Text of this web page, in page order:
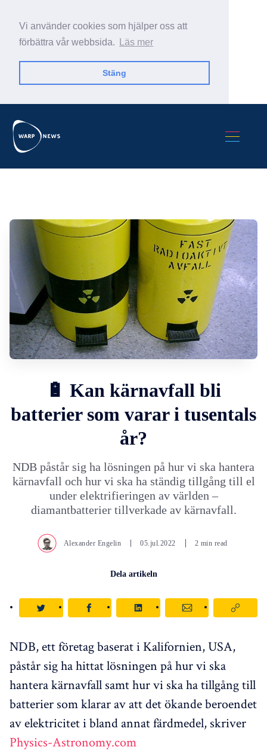
Vi använder cookies som hjälper oss att
förbättra vår webbsida.
Läs mer
Stäng
🔋 Kan kärnavfall bli
batterier som varar i tusentals
år?
NDB påstår sig ha lösningen på hur vi ska hantera
kärnavfall och hur vi ska ha ständig tillgång till el
under elektrifieringen av världen –
diamantbatterier tillverkade av kärnavfall.
Alexander Engelin 05.jul.2022 2 min read
Dela artikeln
NDB, ett företag baserat i Kalifornien, USA,
påstår sig ha hittat lösningen på hur vi ska
hantera kärnavfall samt hur vi ska ha tillgång till
batterier som klarar av att det ökande beroendet
av elektricitet i bland annat färdmedel, skriver
Physics-Astronomy.com